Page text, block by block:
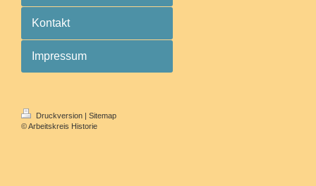
Kontakt
Impressum
Druckversion | Sitemap
© Arbeitskreis Historie